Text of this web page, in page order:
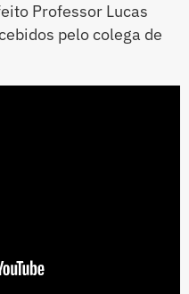
Professor Lucas
pelo colega de